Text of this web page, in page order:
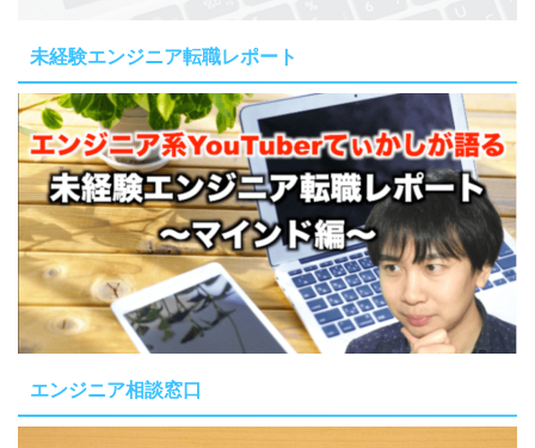
未経験エンジニア転職レポート
エンジニア相談窓口